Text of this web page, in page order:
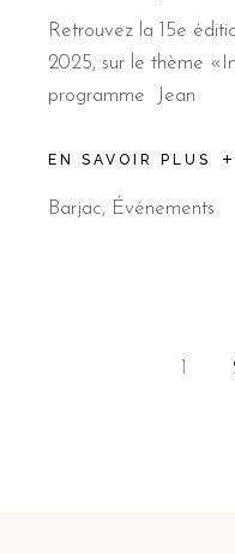
Retrouvez la 15e
2025, sur le thème
programme Jean
EN SAVOIR PLUS
Barjac, Événements
Pagination